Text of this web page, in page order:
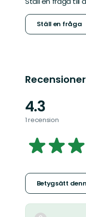
Ställ en fråga
Recensioner
4.3
1 recension
5
Betygsätt